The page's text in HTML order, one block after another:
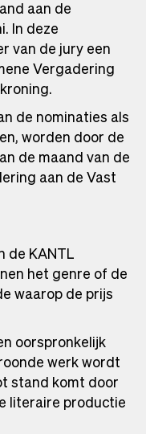
aan de
In deze
van de jury een
Vergadering
de nominaties als
worden door de
de maand van de
aan de Vast
de KANTL
het genre of de
waarop de prijs
oorspronkelijk
werk wordt
stand komt door
literaire productie